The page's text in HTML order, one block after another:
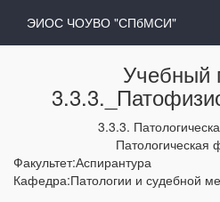
ЭИОС ЧОУВО "СПбМСИ"
Учебный
3.3.3.
Патологическая
Факультет:Аспирантура
Кафедра:Патологии и судебной